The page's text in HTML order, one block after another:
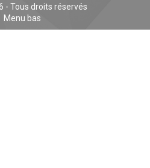
- Tous droits réservés
Menu bas